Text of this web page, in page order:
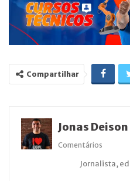
Compartilhar
Jonas Deison
Comentários
Jornalista,